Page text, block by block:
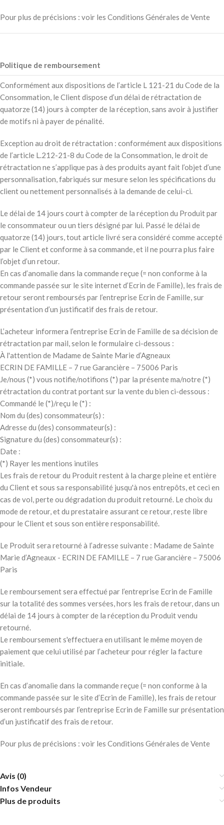
Pour plus de précisions : voir les Conditions Générales de Vente
Politique de remboursement
Conformément aux dispositions de l’article L 121-21 du Code de la
Consommation, le Client dispose d’un délai de rétractation de
quatorze (14) jours à compter de la réception, sans avoir à justifier
de motifs ni à payer de pénalité.
Exception au droit de rétractation : conformément aux dispositions
de l’article L.212-21-8 du Code de la Consommation, le droit de
rétractation ne s’applique pas à des produits ayant fait l’objet d’une
personnalisation, fabriqués sur mesure selon les spécifications du
client ou nettement personnalisés à la demande de celui-ci.
Le délai de 14 jours court à compter de la réception du Produit par
le consommateur ou un tiers désigné par lui. Passé le délai de
quatorze (14) jours, tout article livré sera considéré comme accepté
par le Client et conforme à sa commande, et il ne pourra plus faire
l’objet d’un retour.
En cas d’anomalie dans la commande reçue (= non conforme à la
commande passée sur le site internet d’Ecrin de Famille), les frais de
retour seront remboursés par l’entreprise Ecrin de Famille, sur
présentation d’un justificatif des frais de retour.
L’acheteur informera l’entreprise Ecrin de Famille de sa décision de
rétractation par mail, selon le formulaire ci-dessous :
À l'attention de Madame de Sainte Marie d’Agneaux
ECRIN DE FAMILLE – 7 rue Garancière – 75006 Paris
Je/nous (*) vous notifie/notifions (*) par la présente ma/notre (*)
rétractation du contrat portant sur la vente du bien ci-dessous :
Commandé le (*)/reçu le (*) :
Nom du (des) consommateur(s) :
Adresse du (des) consommateur(s) :
Signature du (des) consommateur(s) :
Date :
(*) Rayer les mentions inutiles
Les frais de retour du Produit restent à la charge pleine et entière
du Client et sous sa responsabilité jusqu'à nos entrepôts, et ceci en
cas de vol, perte ou dégradation du produit retourné. Le choix du
mode de retour, et du prestataire assurant ce retour, reste libre
pour le Client et sous son entière responsabilité.
Le Produit sera retourné à l’adresse suivante : Madame de Sainte
Marie d’Agneaux - ECRIN DE FAMILLE – 7 rue Garancière – 75006
Paris
Le remboursement sera effectué par l’entreprise Ecrin de Famille
sur la totalité des sommes versées, hors les frais de retour, dans un
délai de 14 jours à compter de la réception du Produit vendu
retourné.
Le remboursement s'effectuera en utilisant le même moyen de
paiement que celui utilisé par l’acheteur pour régler la facture
initiale.
En cas d’anomalie dans la commande reçue (= non conforme à la
commande passée sur le site d’Ecrin de Famille), les frais de retour
seront remboursés par l’entreprise Ecrin de Famille sur présentation
d’un justificatif des frais de retour.
Pour plus de précisions : voir les Conditions Générales de Vente
Avis (0)
Infos Vendeur
Plus de produits